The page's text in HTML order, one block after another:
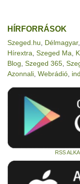
HÍRFORRÁSOK
Szeged.hu Délmagyar,
Hírextra Szeged Ma
Blog Szeged 365
Azonnali Webrádió
RSS